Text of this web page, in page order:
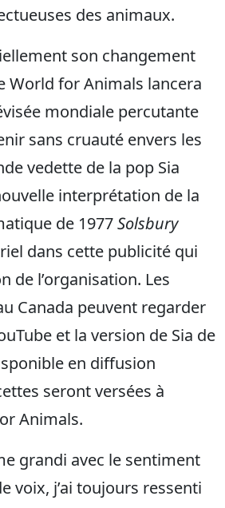
des animaux.
son changement
World for Animals lancera
mondiale percutante
sans cruauté envers les
vedette de la pop Sia
interprétation de la
de 1977Solsbury
dans cette publicité qui
de l’organisation. Les
Canada peuvent regarder
et la version de Sia de
en diffusion
seront versées à
Animals.
grandi avec le sentiment
voix, j’ai toujours ressenti